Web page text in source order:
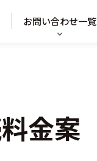
お問い合わせ一覧
金案